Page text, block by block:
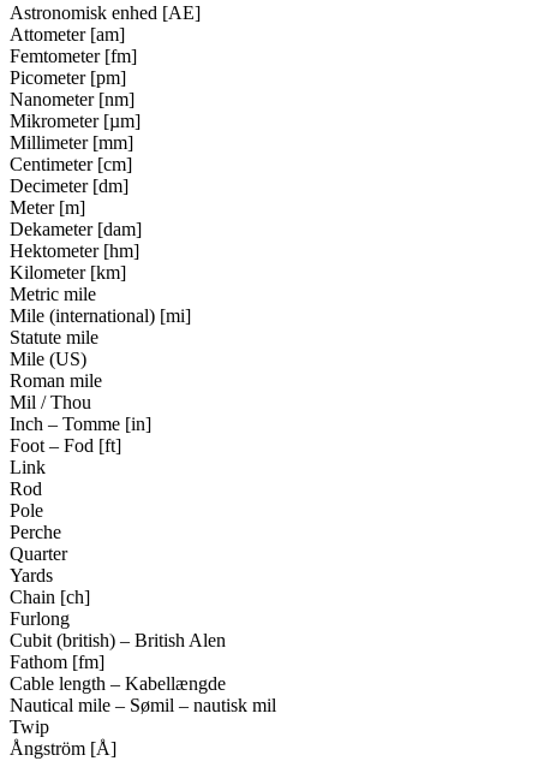
Astronomisk enhed [AE]
Attometer [am]
Femtometer [fm]
Picometer [pm]
Nanometer [nm]
Mikrometer [µm]
Millimeter [mm]
Centimeter [cm]
Decimeter [dm]
Meter [m]
Dekameter [dam]
Hektometer [hm]
Kilometer [km]
Metric mile
Mile (international) [mi]
Statute mile
Mile (US)
Roman mile
Mil / Thou
Inch – Tomme [in]
Foot – Fod [ft]
Link
Rod
Pole
Perche
Quarter
Yards
Chain [ch]
Furlong
Cubit (british) – British Alen
Fathom [fm]
Cable length – Kabellængde
Nautical mile – Sømil – nautisk mil
Twip
Ångström [Å]